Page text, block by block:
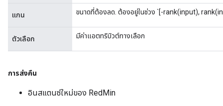
แกน ขนาดที่ต้องลด. ต้องอยู่ในช่วง `[-rank(input),
ตัวเลือก มีค่าแอตทริบิวต์ทางเลือก
การส่งคืน
อินสแตนซ์ใหม่ของ RedMin